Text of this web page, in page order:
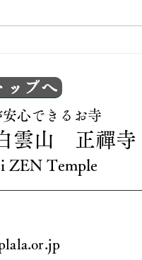
ップへ
心できるお寺
雲山 正禪寺
ZEN Temple